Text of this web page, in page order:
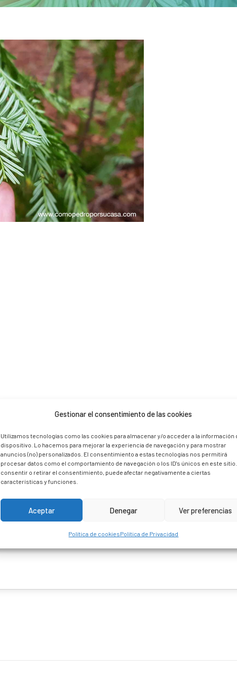
Gestionar el consentimiento de las cookies
Utilizamos tecnologías como las cookies para almacenar y/o acceder a la información
dispositivo. Lo hacemos para mejorar la experiencia de navegación y para mostrar
anuncios (no) personalizados. El consentimiento a estas tecnologías nos permitirá
procesar datos como el comportamiento de navegación o los ID's únicos en este
consentir o retirar el consentimiento, puede afectar negativamente a ciertas
características y funciones.
Aceptar Denegar Ver preferencias
Política de cookiesPolítica de Privacidad
are marked *